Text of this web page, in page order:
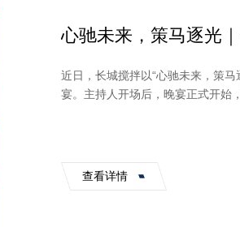
心驰未来，策马逐光
近日，长城搅拌以“心驰未来，策
宴。主持人开场后，晚宴正式开始
查看详情